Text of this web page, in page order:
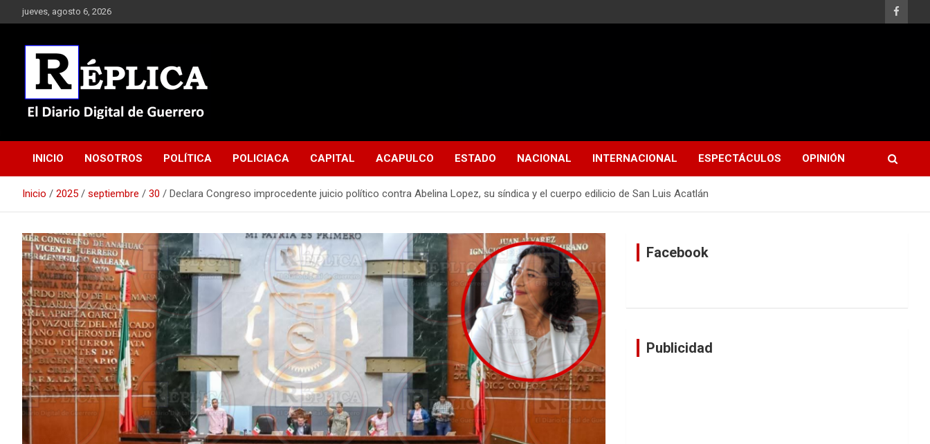
Saltar
al
jueves, agosto 6, 2026
Réplica
INICIO NOSOTROS POLÍTICA POLICIACA CAPITAL ACAPULCO ESTADO NACIONAL INTERNACIONAL ESPECTÁCULOS OPINIÓN
Inicio 2025 septiembre 30 Declara Congreso improcedente juicio político contra Abelina Lopez, su síndica y el cuerpo edilicio de San Luis Acatlán
Facebook
Publicidad